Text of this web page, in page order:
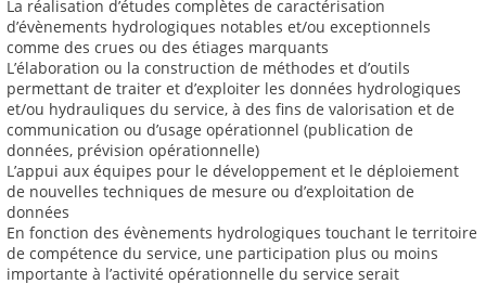
La réalisation d’études complètes de caractérisation
d’évènements hydrologiques notables et/ou exceptionnels
comme des crues ou des étiages marquants
L’élaboration ou la construction de méthodes et d’outils
permettant de traiter et d’exploiter les données hydrologiques
et/ou hydrauliques du service, à des fins de valorisation et de
communication ou d’usage opérationnel (publication de
données, prévision opérationnelle)
L’appui aux équipes pour le développement et le déploiement
de nouvelles techniques de mesure ou d’exploitation de
données
En fonction des évènements hydrologiques touchant le territoire
de compétence du service, une participation plus ou moins
importante à l’activité opérationnelle du service serait